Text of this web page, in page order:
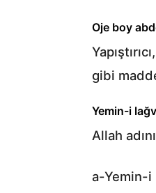
Oje boy
gibi
Yemin-i
Allah
a-Yemin-i